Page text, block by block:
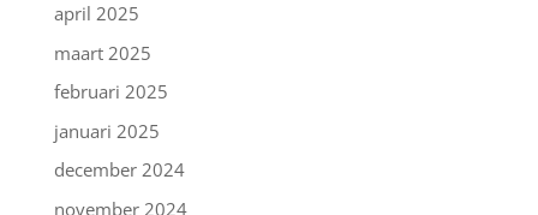
april 2025
maart 2025
februari 2025
januari 2025
december 2024
november 2024